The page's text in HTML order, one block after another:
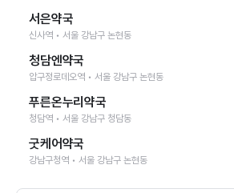
서은약국
신사역 • 서울 강남구 논현동
청담엔약국
압구정로데오역 • 서울 강남구 논현동
푸른온누리약국
청담역 • 서울 강남구 청담동
굿케어약국
강남구청역 • 서울 강남구 논현동